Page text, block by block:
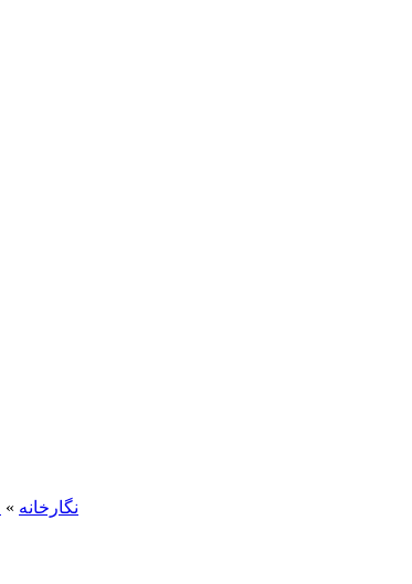
نگارخانه »